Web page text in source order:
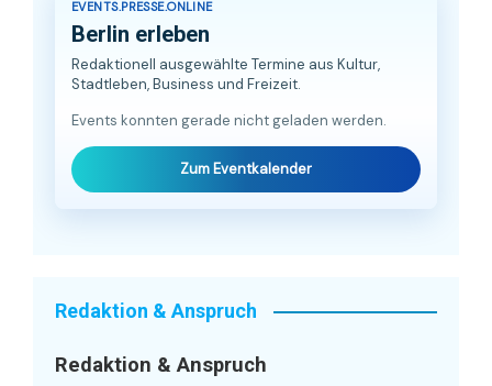
EVENTS.PRESSE.ONLINE
Berlin erleben
Redaktionell ausgewählte Termine aus Kultur,
Stadtleben, Business und Freizeit.
Events konnten gerade nicht geladen werden.
Zum Eventkalender
Redaktion & Anspruch
Redaktion & Anspruch